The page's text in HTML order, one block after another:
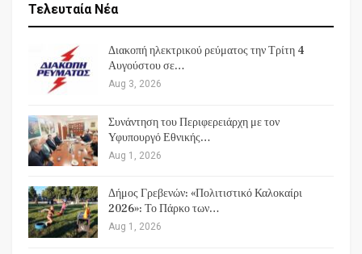
Τελευταία Νέα
Διακοπή ηλεκτρικού ρεύματος την Τρίτη 4
Αυγούστου σε…
Aug 3, 2026
Συνάντηση του Περιφερειάρχη με τον
Υφυπουργό Εθνικής…
Aug 1, 2026
Δήμος Γρεβενών: «Πολιτιστικό Καλοκαίρι
2026»: Το Πάρκο των…
Aug 1, 2026